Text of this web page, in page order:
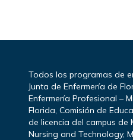
Todos los programas de
Junta de Enfermería de
Enfermería Profesional –
Florida, Comisión de
de licencia del campus de
Nursing and Technology,